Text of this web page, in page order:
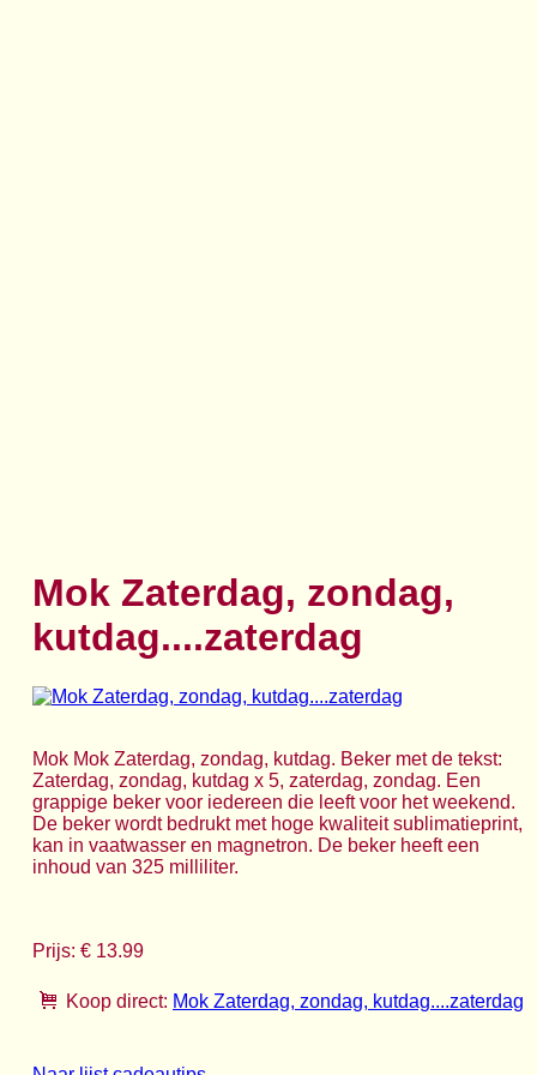
Mok Zaterdag, zondag,
kutdag....zaterdag
Mok Mok Zaterdag, zondag, kutdag. Beker met de tekst:
Zaterdag, zondag, kutdag x 5, zaterdag, zondag. Een
grappige beker voor iedereen die leeft voor het weekend.
De beker wordt bedrukt met hoge kwaliteit sublimatieprint,
kan in vaatwasser en magnetron. De beker heeft een
inhoud van 325 milliliter.
Prijs: € 13.99
Koop direct: Mok Zaterdag, zondag, kutdag....zaterdag